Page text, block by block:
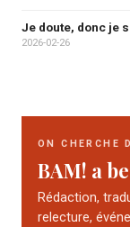
Je doute, donc je
2026-02-26
ON CHERCHE
BAM! a
Rédaction,
relecture,